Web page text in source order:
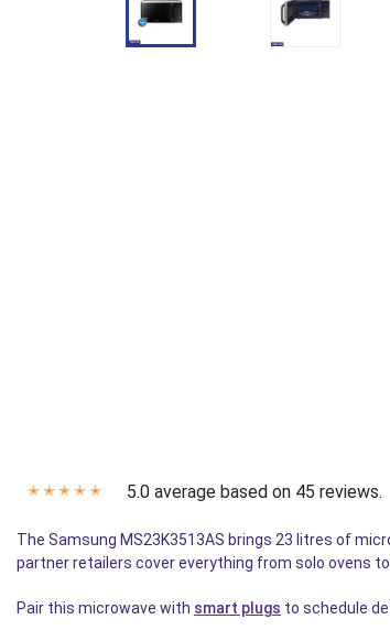
✭ ✭ ✭ ✭ ✭ 5.0 average based on 45 reviews.
The Samsung MS23K3513AS brings 23 litres of
partner retailers cover everything from solo ovens
Pair this microwave with smart plugs to schedule